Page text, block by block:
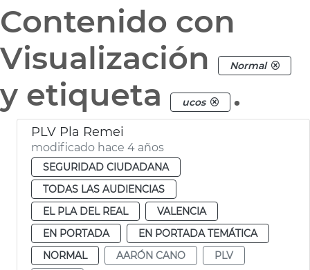
Contenido con
Visualización
Normal
y etiqueta ucos .
PLV Pla Remei
modificado hace 4 años
SEGURIDAD CIUDADANA
TODAS LAS AUDIENCIAS
EL PLA DEL REAL
VALENCIA
EN PORTADA
EN PORTADA TEMÁTICA
NORMAL
AARÓN CANO
PLV